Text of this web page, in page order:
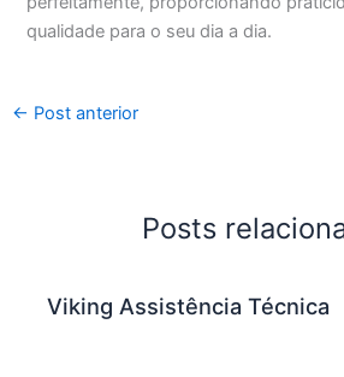
qualidade para o seu dia a dia.
← Post anterior
Posts
Viking Assistência Técnica